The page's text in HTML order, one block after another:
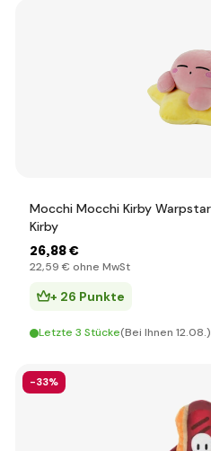
Mocchi Mocchi Kirby Warpstar
Kirby
26,88 €
22,59 € ohne MwSt
+ 26 Punkte
Letzte 3 Stücke(Bei Ihnen 12.08.)
-33%